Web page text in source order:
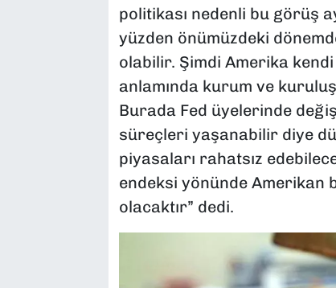
politikası nedenli bu görüş
yüzden önümüzdeki
olabilir. Şimdi Amerika
anlamında kurum ve
Burada Fed üyelerinde
süreçleri yaşanabilir diye
piyasaları rahatsız
endeksi yönünde Amerikan
olacaktır” dedi.